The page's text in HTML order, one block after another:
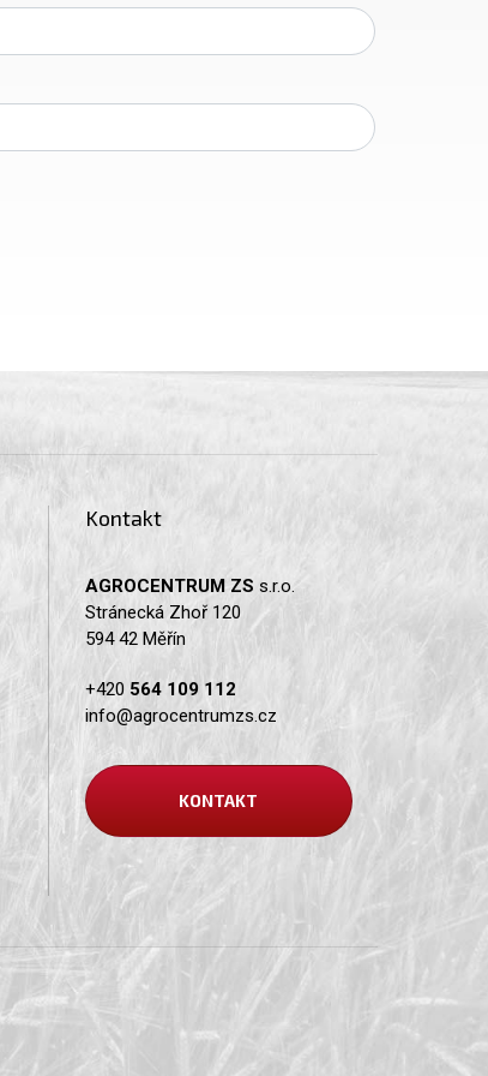
Kontakt
AGROCENTRUM ZS s.r.o.
Stránecká Zhoř 120
594 42 Měřín
+420 564 109 112
info@agrocentrumzs.cz
KONTAKT